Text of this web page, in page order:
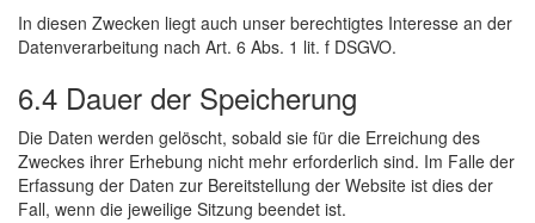
In diesen Zwecken liegt auch unser berechtigtes Interesse an der
Datenverarbeitung nach Art. 6 Abs. 1 lit. f DSGVO.
6.4 Dauer der Speicherung
Die Daten werden gelöscht, sobald sie für die Erreichung des
Zweckes ihrer Erhebung nicht mehr erforderlich sind. Im Falle der
Erfassung der Daten zur Bereitstellung der Website ist dies der
Fall, wenn die jeweilige Sitzung beendet ist.